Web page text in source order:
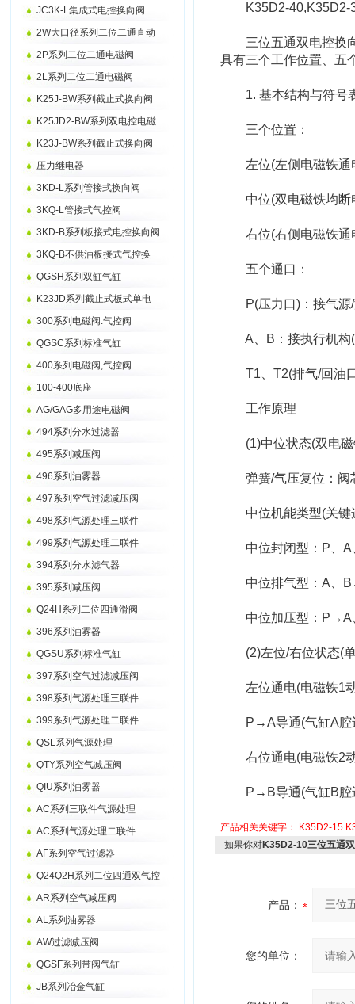
JC3K-L集成式电控换向阀
2W大口径系列二位二通直动
2P系列二位二通电磁阀
2L系列二位二通电磁阀
K25J-BW系列截止式换向阀
K25JD2-BW系列双电控电磁
K23J-BW系列截止式换向阀
压力继电器
3KD-L系列管接式换向阀
3KQ-L管接式气控阀
3KD-B系列板接式电控换向阀
3KQ-B不供油板接式气控换
QGSH系列双缸气缸
K23JD系列截止式板式单电
300系列电磁阀.气控阀
QGSC系列标准气缸
400系列电磁阀,气控阀
100-400底座
AG/GAG多用途电磁阀
494系列分水过滤器
495系列减压阀
496系列油雾器
497系列空气过滤减压阀
498系列气源处理三联件
499系列气源处理二联件
394系列分水滤气器
395系列减压阀
Q24H系列二位四通滑阀
396系列油雾器
QGSU系列标准气缸
397系列空气过滤减压阀
398系列气源处理三联件
399系列气源处理二联件
QSL系列气源处理
QTY系列空气减压阀
QIU系列油雾器
AC系列三联件气源处理
AC系列气源处理二联件
AF系列空气过滤器
Q24Q2H系列二位四通双气控
AR系列空气减压阀
AL系列油雾器
AW过滤减压阀
QGSF系列带阀气缸
JB系列冶金气缸
K35D2-40,K35D2-
三位五通双电控换向
具有三个工作位置、五
1. 基本结构与符号
三个位置：
左位(左侧电磁铁通
中位(双电磁铁均断
右位(右侧电磁铁通
五个通口：
P(压力口)：接气源/
A、B：接执行机构(
T1、T2(排气/回油口
工作原理
(1)中位状态(双电磁
弹簧/气压复位：阀
中位机能类型(关键
中位封闭型：P、A
中位排气型：A、
中位加压型：P→A、
(2)左位/右位状态(单
左位通电(电磁铁1
P→A导通(气缸A腔
右位通电(电磁铁2
P→B导通(气缸B腔
产品相关关键字： K35D2-15
如果你对K35D2-10三位五通
产品：
您的单位：